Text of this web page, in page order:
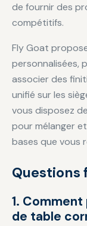
de fournir des
compétitifs.
Fly Goat
personnalisées,
associer des
unifié sur les
vous disposez
pour mélanger
bases que vous
Questions
1.
de table